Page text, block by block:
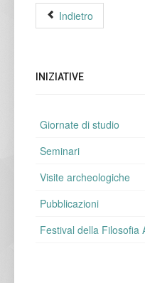
Indietro
INIZIATIVE
Giornate di studio
Seminari
Visite archeologiche
Pubblicazioni
Festival della Filosofia